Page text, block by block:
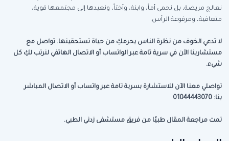
نعالج مريضة، بل نحمي أماً، وابنة، وأختاً، ونعيدها إلى مجتمعها قوية،
متعافية، ومرفوعة الرأس.
لا تدعي الخوف من نظرة الناس يحرمكِ من حياة تستحقينها. تواصل مع
مستشارينا الآن في سرية تامة عبر الواتساب أو الاتصال الهاتفي لنرتب لكِ كل
شيء.
تواصلي معنا الآن للاستشارة بسرية تامة عبر واتساب أو الاتصال المباشر
بنا: 01044443070
تمت مراجعة المقال طبيًا من فريق مستشفى زدني الطبي.